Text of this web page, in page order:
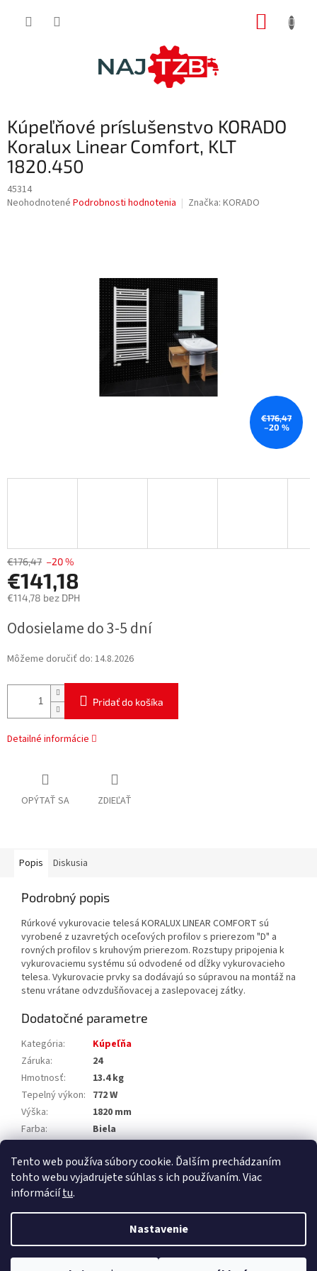
Tento web používa súbory cookie. Ďalším prechádzaním
tohto webu vyjadrujete súhlas s ich používaním. Viac
informáciítu.
Nastavenie
Kúpeľňové príslušenstvo KORADO
Koralux Linear Comfort, KLT
1820.450
45314
Priemerné
Neohodnotené Podrobnosti hodnotenia Značka: KORADO
€176,47
–20 %
€176,47 –20 %
€141,18
€114,78 bez DPH
cena:
Odosielame do 3-5 dní
Môžeme doručiť do: 14.8.2026
Pridať do košíka
Detailné informácie
OPÝTAŤ SA ZDIEĽAŤ
Popis Diskusia
Podrobný popis
Rúrkové vykurovacie telesá KORALUX LINEAR COMFORT sú
vyrobené z uzavretých oceľových profilov s prierezom "D" a
rovných profilov s kruhovým prierezom. Rozstupy pripojenia k
vykurovaciemu systému sú odvodené od dĺžky vykurovacieho
telesa. Vykurovacie prvky sa dodávajú so súpravou na montáž na
stenu vrátane odvzdušňovacej a zaslepovacej zátky.
Dodatočné parametre
Kategória:
Kúpeľňa
Záruka:
24
Hmotnosť:
13.4 kg
Tepelný výkon: 772 W
Výška:
1820 mm
Farba:
Biela
Výrobca: KORADO
Vytvoril Shoptet Premium